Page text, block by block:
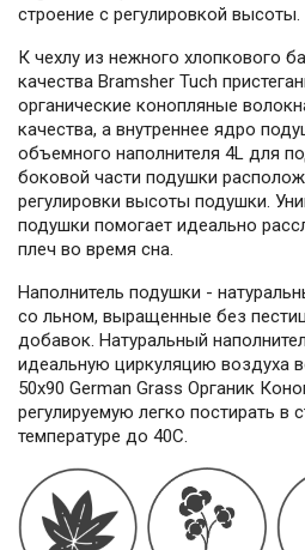
строение с регулировкой высоты.
К чехлу из нежного хлопкового
качества Bramsher Tuch
органические конопляные
качества, а внутреннее ядро
объемного наполнителя 4L для
боковой части подушки
регулировки высоты подушки.
подушки помогает идеально
плеч во время сна.
Наполнитель подушки -
со льном, выращенные без
добавок. Натуральный
идеальную циркуляцию воздуха
50х90 German Grass Органик
регулируемую легко постирать в
температуре до 40С.